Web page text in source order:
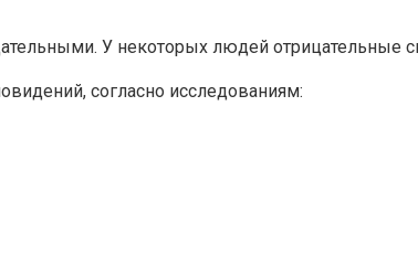
У некоторых людей отрицательные
согласно исследованиям: